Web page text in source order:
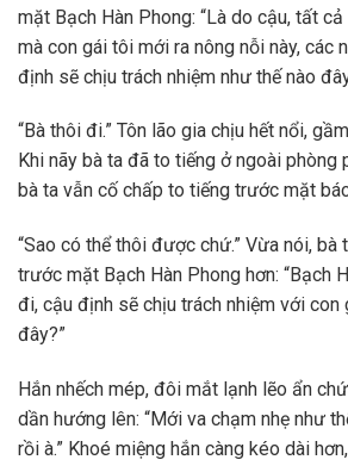
mặt Bạch Hàn Phong: “Là do cậu, tất
mà con gái tôi mới ra nông nỗi này, các
định sẽ chịu trách nhiệm như thế nào
“Bà thôi đi.” Tôn lão gia chịu hết nổi,
Khi nãy bà ta đã to tiếng ở ngoài phòng
bà ta vẫn cố chấp to tiếng trước mặt
“Sao có thể thôi được chứ.” Vừa nói, bà
trước mặt Bạch Hàn Phong hơn: “Bạch
đi, cậu định sẽ chịu trách nhiệm với con
đây?”
Hắn nhếch mép, đôi mắt lạnh lẽo ẩn
dần hướng lên: “Mới va chạm nhẹ như
rồi à.” Khoé miệng hắn càng kéo dài